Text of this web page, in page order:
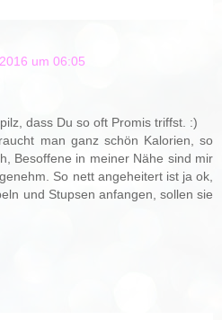
um 06:05
dass Du so oft Promis triffst. :)
man ganz schön Kalorien, so
Besoffene in meiner Nähe sind mir
So nett angeheitert ist ja ok,
und Stupsen anfangen, sollen sie